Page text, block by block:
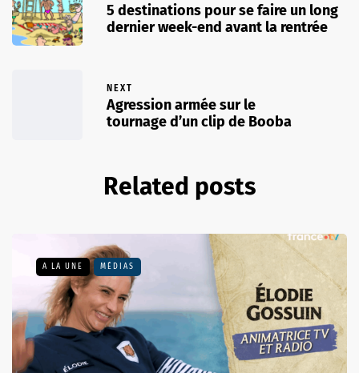
5 destinations pour se faire un long
dernier week-end avant la rentrée
NEXT
Agression armée sur le
tournage d’un clip de Booba
Related posts
A LA UNE MÉDIAS